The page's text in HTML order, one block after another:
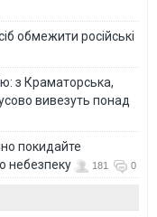
обмежити російські
з Краматорська,
вивезуть понад
покидайте
небезпеку
181 0